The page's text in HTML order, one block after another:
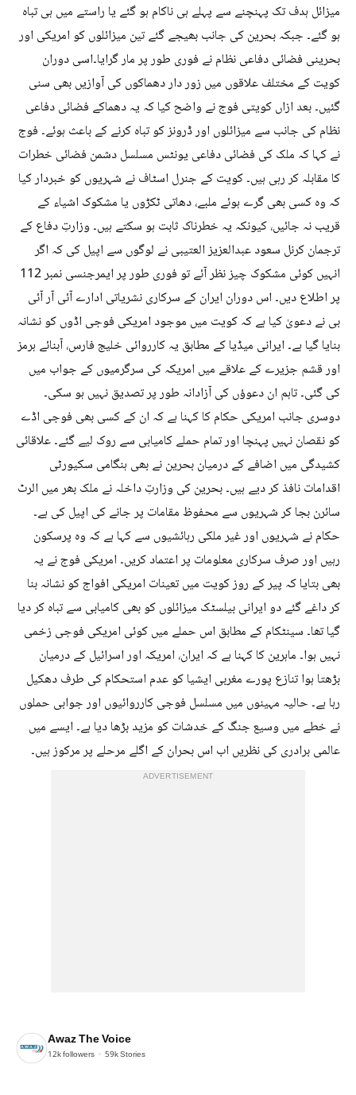
میزائل ہدف تک پہنچنے سے پہلے ہی ناکام ہو گئے یا راستے میں ہی تباہ
ہو گئے۔ جبکہ بحرین کی جانب بھیجے گئے تین میزائلوں کو امریکی اور
بحرینی فضائی دفاعی نظام نے فوری طور پر مار گرایا۔اسی دوران
کویت کے مختلف علاقوں میں زور دار دھماکوں کی آوازیں بھی سنی
گئیں۔ بعد ازاں کویتی فوج نے واضح کیا کہ یہ دھماکے فضائی دفاعی
نظام کی جانب سے میزائلوں اور ڈرونز کو تباہ کرنے کے باعث ہوئے۔ فوج
نے کہا کہ ملک کی فضائی دفاعی یونٹس مسلسل دشمن فضائی خطرات
کا مقابلہ کر رہی ہیں۔ کویت کے جنرل اسٹاف نے شہریوں کو خبردار کیا
کہ وہ کسی بھی گرے ہوئے ملبے، دھاتی ٹکڑوں یا مشکوک اشیاء کے
قریب نہ جائیں، کیونکہ یہ خطرناک ثابت ہو سکتے ہیں۔ وزارتِ دفاع کے
ترجمان کرنل سعود عبدالعزیز العتیبی نے لوگوں سے اپیل کی کہ اگر
انہیں کوئی مشکوک چیز نظر آئے تو فوری طور پر ایمرجنسی نمبر 112
پر اطلاع دیں۔ اس دوران ایران کے سرکاری نشریاتی ادارے آئی آر آئی
بی نے دعویٰ کیا ہے کہ کویت میں موجود امریکی فوجی اڈوں کو نشانہ
بنایا گیا ہے۔ ایرانی میڈیا کے مطابق یہ کارروائی خلیج فارس، آبنائے ہرمز
اور قشم جزیرے کے علاقے میں امریکہ کی سرگرمیوں کے جواب میں
کی گئی۔ تاہم ان دعوؤں کی آزادانہ طور پر تصدیق نہیں ہو سکی۔
دوسری جانب امریکی حکام کا کہنا ہے کہ ان کے کسی بھی فوجی اڈے
کو نقصان نہیں پہنچا اور تمام حملے کامیابی سے روک لیے گئے۔ علاقائی
کشیدگی میں اضافے کے درمیان بحرین نے بھی ہنگامی سکیورٹی
اقدامات نافذ کر دیے ہیں۔ بحرین کی وزارتِ داخلہ نے ملک بھر میں الرٹ
سائرن بجا کر شہریوں سے محفوظ مقامات پر جانے کی اپیل کی ہے۔
حکام نے شہریوں اور غیر ملکی رہائشیوں سے کہا ہے کہ وہ پرسکون
رہیں اور صرف سرکاری معلومات پر اعتماد کریں۔ امریکی فوج نے یہ
بھی بتایا کہ پیر کے روز کویت میں تعینات امریکی افواج کو نشانہ بنا
کر داغے گئے دو ایرانی بیلسٹک میزائلوں کو بھی کامیابی سے تباہ کر دیا
گیا تھا۔ سینٹکام کے مطابق اس حملے میں کوئی امریکی فوجی زخمی
نہیں ہوا۔ ماہرین کا کہنا ہے کہ ایران، امریکہ اور اسرائیل کے درمیان
بڑھتا ہوا تنازع پورے مغربی ایشیا کو عدم استحکام کی طرف دھکیل
رہا ہے۔ حالیہ مہینوں میں مسلسل فوجی کارروائیوں اور جوابی حملوں
نے خطے میں وسیع جنگ کے خدشات کو مزید بڑھا دیا ہے۔ ایسے میں
عالمی برادری کی نظریں اب اس بحران کے اگلے مرحلے پر مرکوز ہیں۔
ADVERTISEMENT
Awaz The Voice
12kfollowers 59kStories